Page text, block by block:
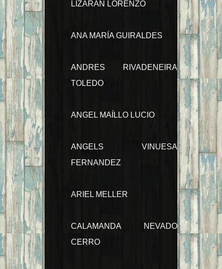
LIZARÁN LORENZO
ANA MARÍA GUIRALDES
ANDRES RIVADENEIRA
TOLEDO
ANGEL MAÍLLO LUCIO
ANGELS VINUESA
FERNANDEZ
ARIEL MELLER
CALAMANDA NEVADO
CERRO